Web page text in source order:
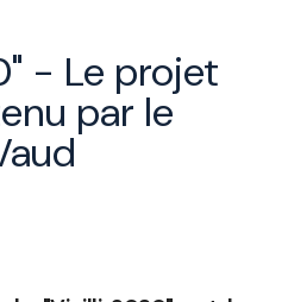
- Le projet
par le